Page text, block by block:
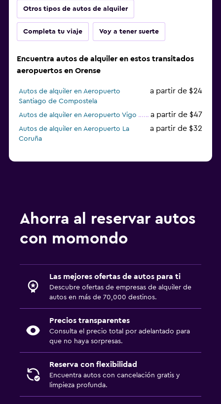
Otros tipos de autos de alquiler
Completa tu viaje Voy a tener suerte
Encuentra autos de alquiler en estos transitados
aeropuertos en Orense
Autos de alquiler en Aeropuerto
Santiago de Compostela
a partir de $24
Autos de alquiler en Aeropuerto Vigo a partir de $47
Autos de alquiler en Aeropuerto La
Coruña
a partir de $32
Ahorra al reservar autos
con momondo
Las mejores ofertas de autos para ti
Descubre ofertas de empresas de alquiler de
autos en más de 70,000 destinos.
Precios transparentes
Consulta el precio total por adelantado para
que no haya sorpresas.
Reserva con flexibilidad
Encuentra autos con cancelación gratis y
limpieza profunda.